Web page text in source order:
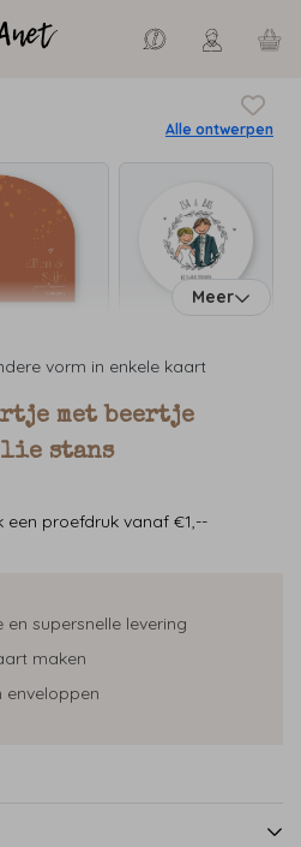
Alle ontwerpen
Meer
vorm in enkele kaart
met beertje
stans
een proefdruk vanaf €1,--
en supersnelle levering
maken
enveloppen